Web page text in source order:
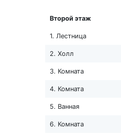
Второй этаж
1. Лестница
2. Холл
3. Комната
4. Комната
5. Ванная
6. Комната